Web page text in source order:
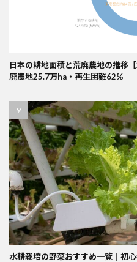
日本の耕地面積と荒廃農地の推移
廃農地25.7万ha・再生困難62%
水耕栽培の野菜おすすめ一覧｜初